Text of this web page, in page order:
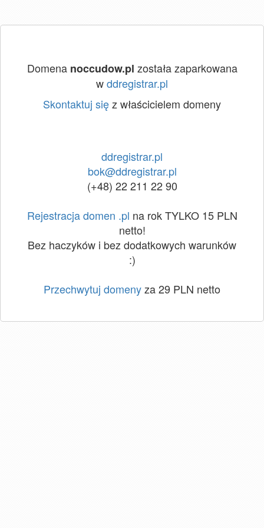
Domena noccudow.pl została zaparkowana
wddregistrar.pl
Skontaktuj sięz właścicielem domeny
ddregistrar.pl
bok@ddregistrar.pl
(+48) 22 211 22 90
Rejestracja domen .pl na rok TYLKO 15 PLN
netto!
Bez haczyków i bez dodatkowych warunków
:)
Przechwytuj domenyza 29 PLN netto